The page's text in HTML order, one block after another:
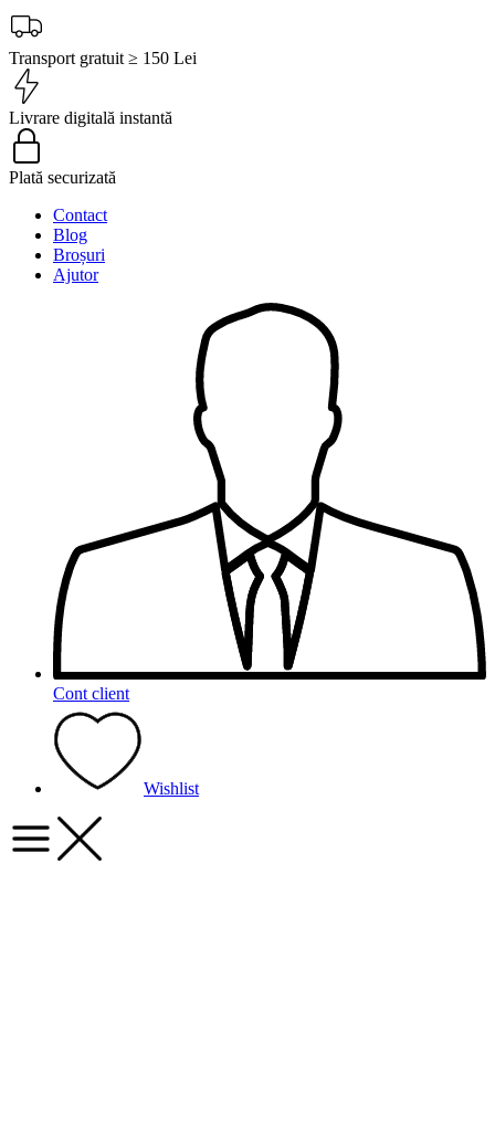
Transport gratuit ≥ 150 Lei
Livrare digitală instantă
Plată securizată
Contact
Blog
Broșuri
Ajutor
Cont client
Wishlist